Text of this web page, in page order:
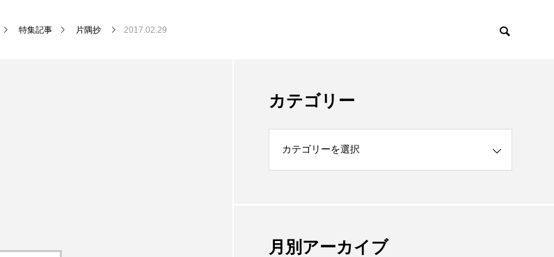
特集記事 片隅抄 2017.02.29
カテゴリー
月別アーカイブ